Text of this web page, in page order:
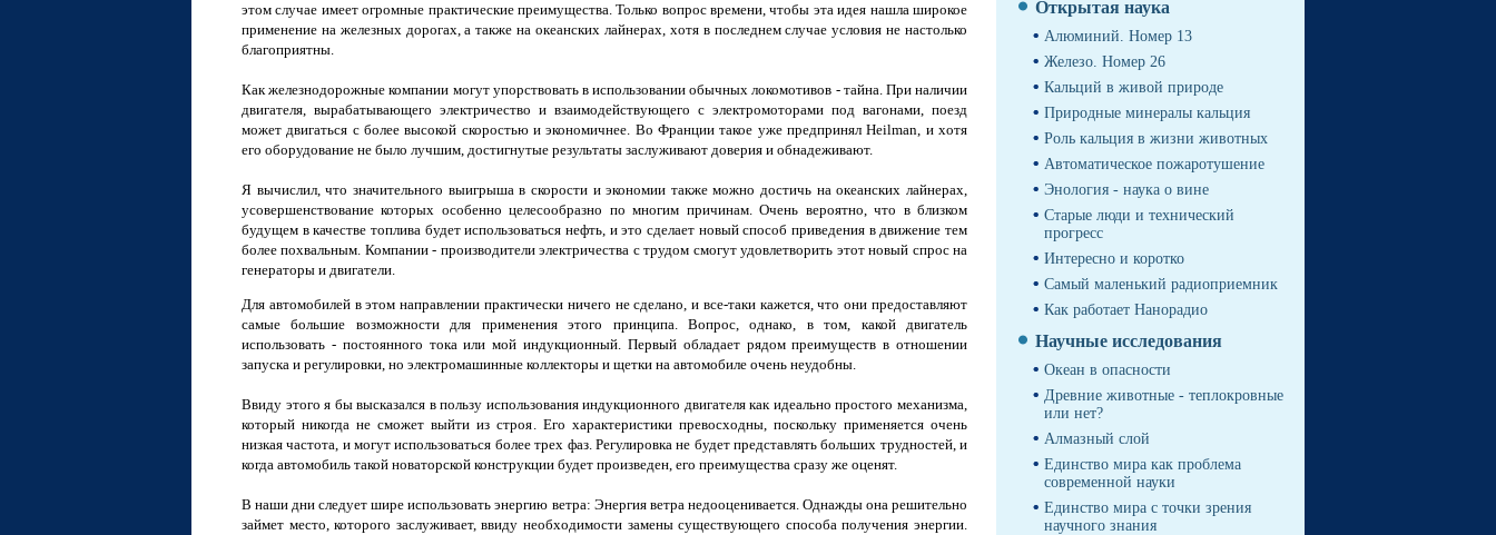
этом случае имеет огромные практические преимущества. Только вопрос времени, чтобы эта идея нашла широкое
применение на железных дорогах, а также на океанских лайнерах, хотя в последнем случае условия не настолько
благоприятны.
Как железнодорожные компании могут упорствовать в использовании обычных локомотивов - тайна. При наличии
двигателя, вырабатывающего электричество и взаимодействующего с электромоторами под вагонами, поезд
может двигаться с более высокой скоростью и экономичнее. Во Франции такое уже предпринял Heilman, и хотя
его оборудование не было лучшим, достигнутые результаты заслуживают доверия и обнадеживают.
Я вычислил, что значительного выигрыша в скорости и экономии также можно достичь на океанских лайнерах,
усовершенствование которых особенно целесообразно по многим причинам. Очень вероятно, что в близком
будущем в качестве топлива будет использоваться нефть, и это сделает новый способ приведения в движение тем
более похвальным. Компании - производители электричества с трудом смогут удовлетворить этот новый спрос на
генераторы и двигатели.
Для автомобилей в этом направлении практически ничего не сделано, и все-таки кажется, что они предоставляют
самые большие возможности для применения этого принципа. Вопрос, однако, в том, какой двигатель
использовать - постоянного тока или мой индукционный. Первый обладает рядом преимуществ в отношении
запуска и регулировки, но электромашинные коллекторы и щетки на автомобиле очень неудобны.
Ввиду этого я бы высказался в пользу использования индукционного двигателя как идеально простого механизма,
который никогда не сможет выйти из строя. Его характеристики превосходны, поскольку применяется очень
низкая частота, и могут использоваться более трех фаз. Регулировка не будет представлять больших трудностей, и
когда автомобиль такой новаторской конструкции будет произведен, его преимущества сразу же оценят.
В наши дни следует шире использовать энергию ветра: Энергия ветра недооценивается. Однажды она решительно
займет место, которого заслуживает, ввиду необходимости замены существующего способа получения энергии.
Открытая наука
Алюминий. Номер 13
Железо. Номер 26
Кальций в живой природе
Природные минералы кальция
Роль кальция в жизни животных
Автоматическое пожаротушение
Энология - наука о вине
Cтарые люди и технический
прогресс
Интересно и коротко
Самый маленький радиоприемник
Как работает Нанорадио
Научные исследования
Океан в опасности
Древние животные - теплокровные
или нет?
Алмазный слой
Единство мира как проблема
современной науки
Единство мира с точки зрения
научного знания